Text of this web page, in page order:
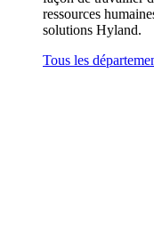
ressources
solutions Hyland.
Tous les